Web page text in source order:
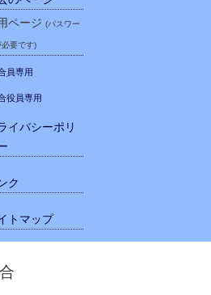
ページ(パスワー
必要です)
員専用
役員専用
イバシーポリ
ク
トマップ